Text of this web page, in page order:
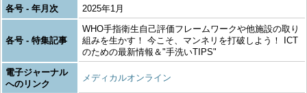
各号 - 年月次
2025年1月
各号 - 特集記事
WHO手指衛生自己評価フレームワークや他施設の取り
組みを生かす！ 今こそ、マンネリを打破しよう！ ICT
のための最新情報＆"手洗いTIPS"
電子ジャーナル
へのリンク
メディカルオンライン